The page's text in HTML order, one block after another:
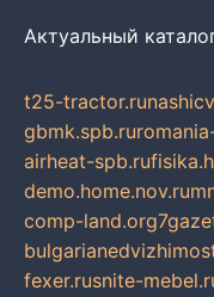
Актуальный
t25-tractor.ru
gbmk.spb.ru
airheat-spb.ru
demo.home.nov.ru
comp-land.org
fexer.rusnite-